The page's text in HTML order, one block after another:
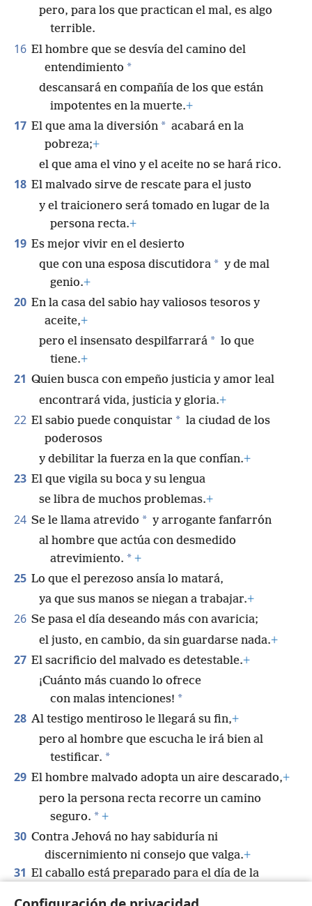
pero, para los que practican el mal, es algo
terrible.
16 El hombre que se desvía del camino del
entendimiento *
descansará en compañía de los que están
impotentes en la muerte.+
17 El que ama la diversión * acabará en la
pobreza;+
el que ama el vino y el aceite no se hará rico.
18 El malvado sirve de rescate para el justo
y el traicionero será tomado en lugar de la
persona recta.+
19 Es mejor vivir en el desierto
que con una esposa discutidora * y de mal
genio.+
20 En la casa del sabio hay valiosos tesoros y
aceite,+
pero el insensato despilfarrará * lo que
tiene.+
21 Quien busca con empeño justicia y amor leal
encontrará vida, justicia y gloria.+
22 El sabio puede conquistar * la ciudad de los
poderosos
y debilitar la fuerza en la que confían.+
23 El que vigila su boca y su lengua
se libra de muchos problemas.+
24 Se le llama atrevido * y arrogante fanfarrón
al hombre que actúa con desmedido
atrevimiento. * +
25 Lo que el perezoso ansía lo matará,
ya que sus manos se niegan a trabajar.+
26 Se pasa el día deseando más con avaricia;
el justo, en cambio, da sin guardarse nada.+
27 El sacrificio del malvado es detestable.+
¡Cuánto más cuando lo ofrece
con malas intenciones! *
28 Al testigo mentiroso le llegará su fin,+
pero al hombre que escucha le irá bien al
testificar. *
29 El hombre malvado adopta un aire descarado,+
pero la persona recta recorre un camino
seguro. * +
30 Contra Jehová no hay sabiduría ni
discernimiento ni consejo que valga.+
31 El caballo está preparado para el día de la